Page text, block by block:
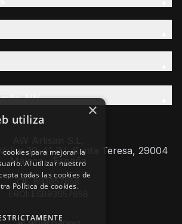
AW
Velez 39-41 P.I. Santa Teresa, 29004
Málaga - España
CIF: B93657658
×
utiliza
cookies para mejorar la
Al utilizar nuestro
todas las cookies de
Política de cookies.